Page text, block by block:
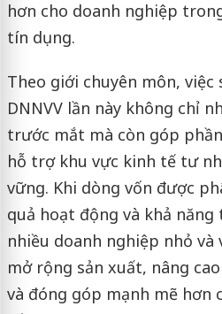
hơn cho doanh nghiệp
tín dụng.
Theo giới chuyên môn,
DNNVV lần này không chỉ
trước mắt mà còn góp
hỗ trợ khu vực kinh tế tư
vững. Khi dòng vốn được
quả hoạt động và khả
nhiều doanh nghiệp nhỏ và
mở rộng sản xuất, nâng
và đóng góp mạnh mẽ